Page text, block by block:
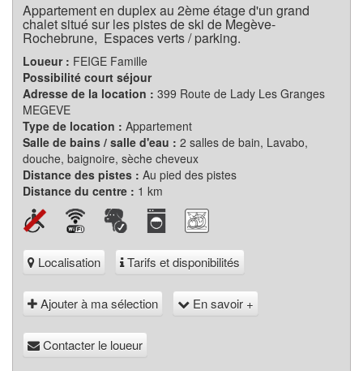
Appartement en duplex au 2ème étage d'un grand
chalet situé sur les pistes de ski de Megève-
Rochebrune, Espaces verts / parking.
Loueur : FEIGE Famille
Possibilité court séjour
Adresse de la location : 399 Route de Lady Les Granges
MEGEVE
Type de location : Appartement
Salle de bains / salle d'eau : 2 salles de bain, Lavabo,
douche, baignoire, sèche cheveux
Distance des pistes : Au pied des pistes
Distance du centre : 1 km
Localisation Tarifs et disponibilités
Ajouter à ma sélection En savoir +
Contacter le loueur